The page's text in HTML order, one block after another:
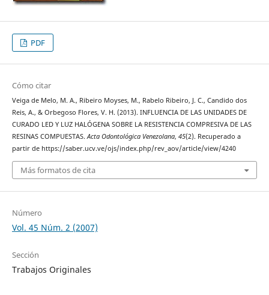
PDF
Cómo citar
Veiga de Melo, M. A., Ribeiro Moyses, M., Rabelo Ribeiro, J. C., Candido dos
Reis, A., & Orbegoso Flores, V. H. (2013). INFLUENCIA DE LAS UNIDADES DE
CURADO LED Y LUZ HALÓGENA SOBRE LA RESISTENCIA COMPRESIVA DE LAS
RESINAS COMPUESTAS.Acta Odontológica Venezolana, 45(2). Recuperado a
partir de https://saber.ucv.ve/ojs/index.php/rev_aov/article/view/4240
Más formatos de cita
Número
Vol. 45 Núm. 2 (2007)
Sección
Trabajos Originales